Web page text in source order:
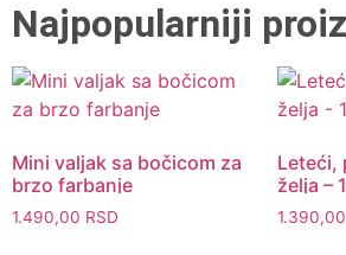
Najpopularniji
Mini valjak sa bočicom za
brzo farbanje
1.490,00 RSD
Leteći,
želja –
1.390,00